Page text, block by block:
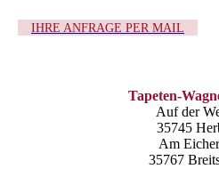
IHRE ANFRAGE PER MAIL
Tapeten-
Auf der
35745
Am
35767